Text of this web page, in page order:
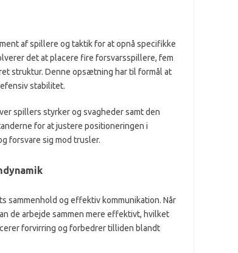
af spillere og taktik for at opnå specifikke
det at placere fire forsvarsspillere, fem
struktur. Denne opsætning har til formål at
stabilitet.
spillers styrker og svagheder samt den
for at justere positioneringen i
forsvare sig mod trusler.
sammenhold og effektiv kommunikation. Når
de arbejde sammen mere effektivt, hvilket
forvirring og forbedrer tilliden blandt